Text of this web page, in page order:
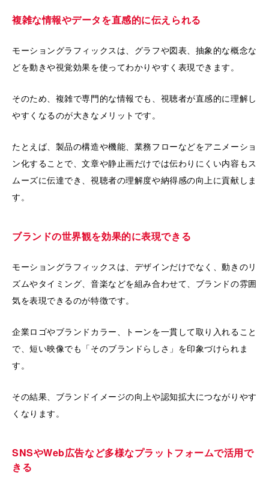
複雑な情報やデータを直感的に伝えられる
モーショングラフィックスは、グラフや図表、抽象的な概念な
どを動きや視覚効果を使ってわかりやすく表現できます。
そのため、複雑で専門的な情報でも、視聴者が直感的に理解し
やすくなるのが大きなメリットです。
たとえば、製品の構造や機能、業務フローなどをアニメーショ
ン化することで、文章や静止画だけでは伝わりにくい内容もス
ムーズに伝達でき、視聴者の理解度や納得感の向上に貢献しま
す。
ブランドの世界観を効果的に表現できる
モーショングラフィックスは、デザインだけでなく、動きのリ
ズムやタイミング、音楽などを組み合わせて、ブランドの雰囲
気を表現できるのが特徴です。
企業ロゴやブランドカラー、トーンを一貫して取り入れること
で、短い映像でも「そのブランドらしさ」を印象づけられま
す。
その結果、ブランドイメージの向上や認知拡大につながりやす
くなります。
SNSやWeb広告など多様なプラットフォームで活用で
きる